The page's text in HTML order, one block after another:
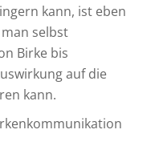
kann, ist eben
selbst
Birke bis
auf die
kann.